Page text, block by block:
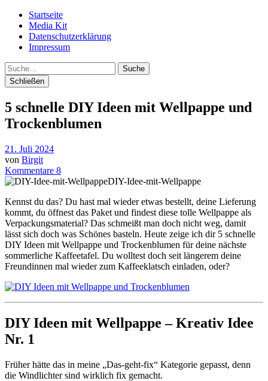
Startseite
Media Kit
Datenschutzerklärung
Impressum
Suche
Schließen
5 schnelle DIY Ideen mit Wellpappe und
Trockenblumen
21. Juli 2024
von Birgit
Kommentare 8
DIY-Idee-mit-Wellpappe
Kennst du das? Du hast mal wieder etwas bestellt, deine Lieferung
kommt, du öffnest das Paket und findest diese tolle Wellpappe als
Verpackungsmaterial? Das schmeißt man doch nicht weg, damit
lässt sich doch was Schönes basteln. Heute zeige ich dir 5 schnelle
DIY Ideen mit Wellpappe und Trockenblumen für deine nächste
sommerliche Kaffeetafel. Du wolltest doch seit längerem deine
Freundinnen mal wieder zum Kaffeeklatsch einladen, oder?
DIY Ideen mit Wellpappe – Kreativ Idee
Nr. 1
Früher hätte das in meine „Das-geht-fix“ Kategorie gepasst, denn
die Windlichter sind wirklich fix gemacht.